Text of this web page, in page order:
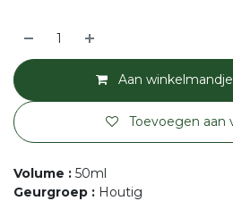
Aan
Toevoegen aan
Volume : 50ml
Geurgroep : Houtig